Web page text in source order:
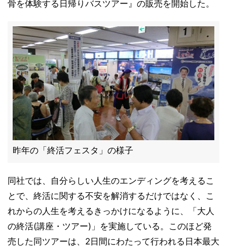
骨を体験する日帰りバスツアー』の販売を開始した。
昨年の「終活フェスタ」の様子
同社では、自分らしい人生のエンディングを考えるこ
とで、終活に関する不安を解消するだけではなく、こ
れからの人生を考えるきっかけになるように、「大人
の終活(講座・ツアー)」を実施している。このほど発
売した同ツアーは、2日間にわたって行われる日本最大